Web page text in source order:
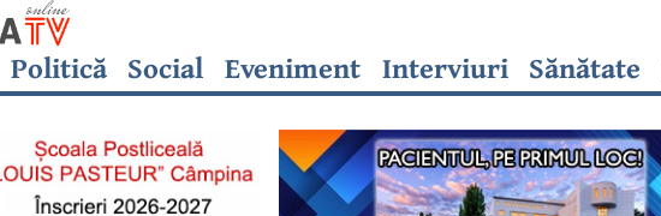
Politică Social Eveniment Interviuri Sănătate